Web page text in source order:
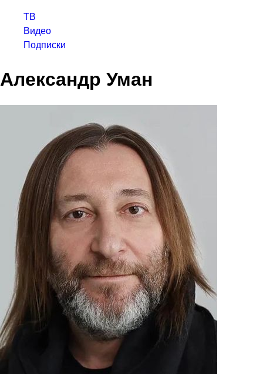
ТВ
Видео
Подписки
Александр Уман